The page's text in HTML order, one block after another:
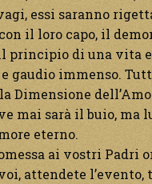
essi saranno
il loro capo, il
il principio di una vita
gaudio immenso.
Dimensione
mai sarà il buio, ma
eterno.
ai vostri Padri
attendete l’evento,